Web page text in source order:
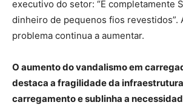
executivo do setor: “É completamente
dinheiro de pequenos fios revestidos”.
problema continua a aumentar.
O aumento do vandalismo em
destaca a fragilidade da
carregamento e sublinha a